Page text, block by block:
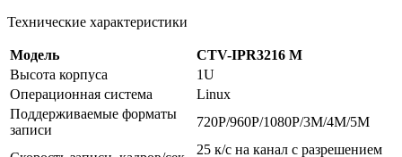
Технические характеристики
Модель
CTV-IPR3216 M
Высота корпуса
1U
Операционная система
Linux
Поддерживаемые форматы
записи
720Р/960P/1080P/3M/4M/5M
25 к/с на канал с разрешением